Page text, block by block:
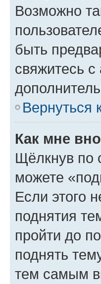
Возможно
быть
свяжитесь
Вернуться
Как мне
Щёлкнув по
можете
Если этого
поднятия
пройти до
поднять
тем самым